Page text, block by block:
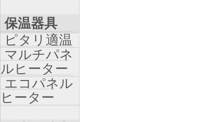
保温器具
ピタリ適温
マルチパネ
ルヒーター
エコパネル
ヒーター